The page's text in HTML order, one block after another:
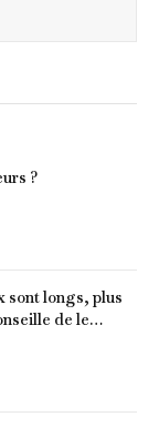
?
sont longs, plus
de le